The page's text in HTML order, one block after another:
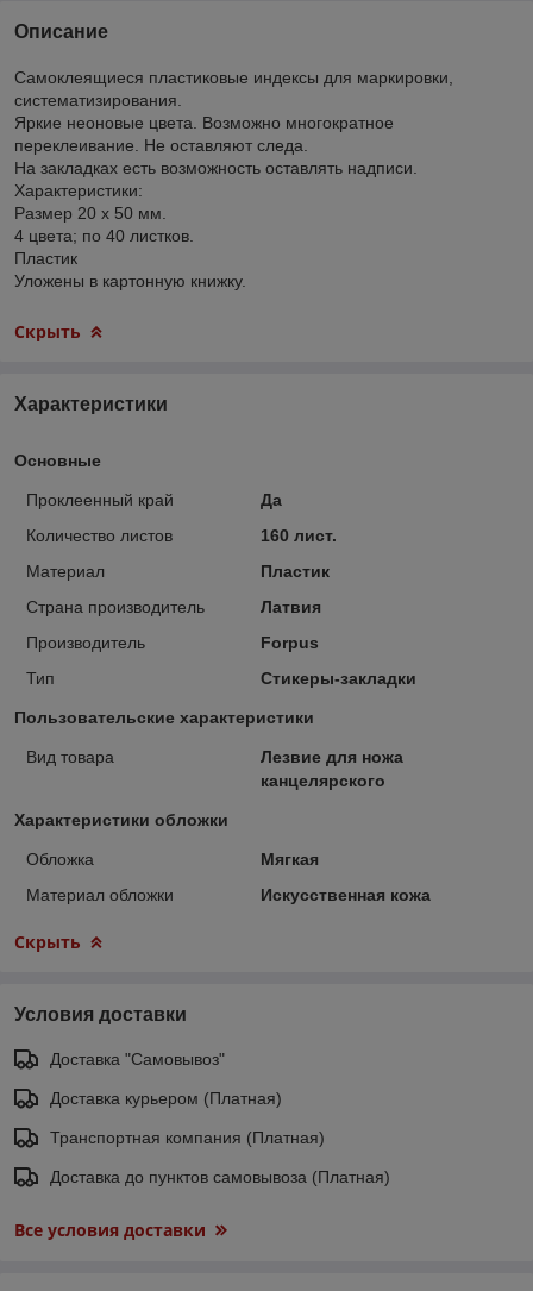
Описание
Самоклеящиеся пластиковые индексы для маркировки,
систематизирования.
Яркие неоновые цвета. Возможно многократное
переклеивание. Не оставляют следа.
На закладках есть возможность оставлять надписи.
Характеристики:
Размер 20 х 50 мм.
4 цвета; по 40 листков.
Пластик
Уложены в картонную книжку.
Скрыть
Характеристики
Основные
Проклеенный край
Да
Количество листов
160 лист.
Материал
Пластик
Страна производитель
Латвия
Производитель
Forpus
Тип
Стикеры-закладки
Пользовательские характеристики
Вид товара
Лезвие для ножа
канцелярского
Характеристики обложки
Обложка
Мягкая
Материал обложки
Искусственная кожа
Скрыть
Условия доставки
Доставка "Самовывоз"
Доставка курьером (Платная)
Транспортная компания (Платная)
Доставка до пунктов самовывоза (Платная)
Все условия доставки